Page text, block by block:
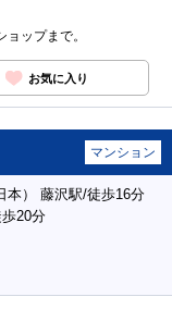
ップまで。
お気に入り
マンション
本） 藤沢駅/徒歩16分
20分